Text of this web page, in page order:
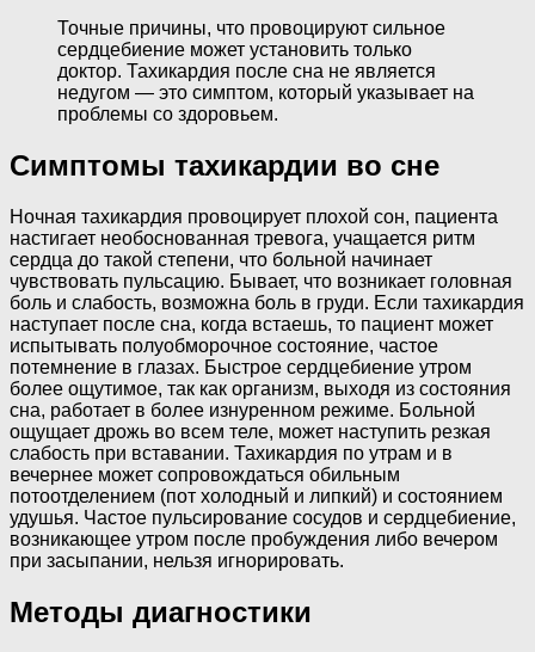
Точные причины, что провоцируют сильное
сердцебиение может установить только
доктор. Тахикардия после сна не является
недугом — это симптом, который указывает на
проблемы со здоровьем.
Симптомы тахикардии во сне
Ночная тахикардия провоцирует плохой сон, пациента
настигает необоснованная тревога, учащается ритм
сердца до такой степени, что больной начинает
чувствовать пульсацию. Бывает, что возникает головная
боль и слабость, возможна боль в груди. Если тахикардия
наступает после сна, когда встаешь, то пациент может
испытывать полуобморочное состояние, частое
потемнение в глазах. Быстрое сердцебиение утром
более ощутимое, так как организм, выходя из состояния
сна, работает в более изнуренном режиме. Больной
ощущает дрожь во всем теле, может наступить резкая
слабость при вставании. Тахикардия по утрам и в
вечернее может сопровождаться обильным
потоотделением (пот холодный и липкий) и состоянием
удушья. Частое пульсирование сосудов и сердцебиение,
возникающее утром после пробуждения либо вечером
при засыпании, нельзя игнорировать.
Методы диагностики